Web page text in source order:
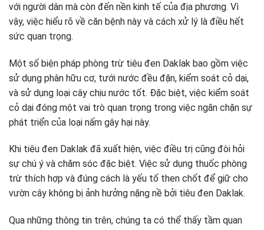
với người dân mà còn đến nền kinh tế của địa phương. Vì
vậy, việc hiểu rõ về căn bệnh này và cách xử lý là điều hết
sức quan trọng.
Một số biện pháp phòng trừ tiêu đen Daklak bao gồm việc
sử dụng phân hữu cơ, tưới nước đều đặn, kiểm soát cỏ dại,
và sử dụng loại cây chịu nước tốt. Đặc biệt, việc kiểm soát
cỏ dại đóng một vai trò quan trọng trong việc ngăn chặn sự
phát triển của loại nấm gây hại này.
Khi tiêu đen Daklak đã xuất hiện, việc điều trị cũng đòi hỏi
sự chú ý và chăm sóc đặc biệt. Việc sử dụng thuốc phòng
trừ thích hợp và đúng cách là yếu tố then chốt để giữ cho
vườn cây không bị ảnh hưởng nặng nề bởi tiêu đen Daklak.
Qua những thông tin trên, chúng ta có thể thấy tầm quan